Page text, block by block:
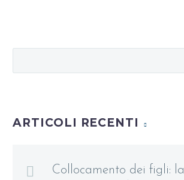
ARTICOLI RECENTI
Collocamento dei figli: la